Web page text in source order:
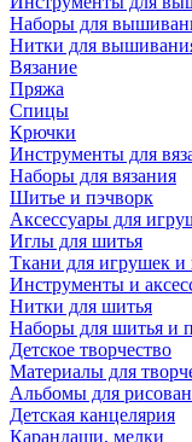
Наборы для
Нитки для
Вязание
Пряжа
Спицы
Крючки
Инструменты для
Наборы для вязания
Шитье и пэчворк
Аксессуары для
Иглы для шитья
Ткани для игрушек и
Инструменты и
Нитки для шитья
Наборы для шитья и
Детское творчество
Материалы для
Альбомы для
Детская канцелярия
Карандаши, мелки